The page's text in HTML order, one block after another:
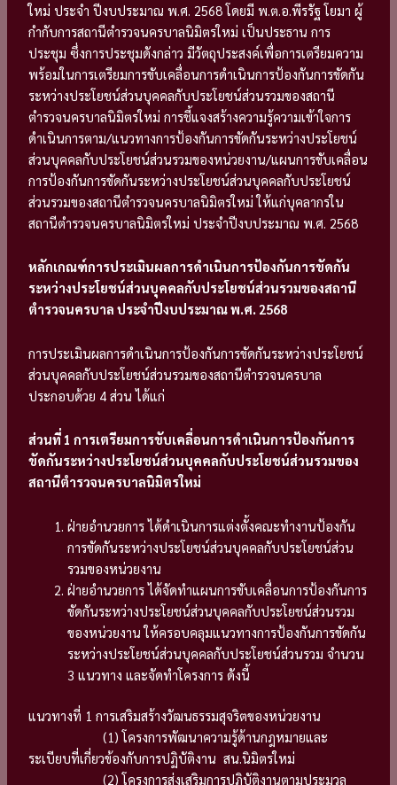
ใหม่ ประจำ ปีงบประมาณ พ.ศ. 2568 โดยมี พ.ต.อ.พีรรัฐ โยมา ผู้
กำกับการสถานีตำรวจนครบาลนิมิตรใหม่ เป็นประธาน การ
ประชุม ซึ่งการประชุมดังกล่าว มีวัตถุประสงค์เพื่อการเตรียมความ
พร้อมในการเตรียมการขับเคลื่อนการดำเนินการป้องกันการขัดกัน
ระหว่างประโยชน์ส่วนบุคคลกับประโยชน์ส่วนรวมของสถานี
ตำรวจนครบาลนิมิตรใหม่ การชี้แจงสร้างความรู้ความเข้าใจการ
ดำเนินการตาม/แนวทางการป้องกันการขัดกันระหว่างประโยชน์
ส่วนบุคคลกับประโยชน์ส่วนรวมของหน่วยงาน/แผนการขับเคลื่อน
การป้องกันการขัดกันระหว่างประโยชน์ส่วนบุคคลกับประโยชน์
ส่วนรวมของสถานีตำรวจนครบาลนิมิตรใหม่ ให้แก่บุคลากรใน
สถานีตำรวจนครบาลนิมิตรใหม่ ประจำปีงบประมาณ พ.ศ. 2568
หลักเกณฑ์การประเมินผลการดำเนินการป้องกันการขัดกัน
ระหว่างประโยชน์ส่วนบุคคลกับประโยชน์ส่วนรวมของสถานี
ตำรวจนครบาล ประจำปีงบประมาณ พ.ศ. 2568
การประเมินผลการดำเนินการป้องกันการขัดกันระหว่างประโยชน์
ส่วนบุคคลกับประโยชน์ส่วนรวมของสถานีตำรวจนครบาล
ประกอบด้วย 4 ส่วน ได้แก่
ส่วนที่ 1 การเตรียมการขับเคลื่อนการดำเนินการป้องกันการ
ขัดกันระหว่างประโยชน์ส่วนบุคคลกับประโยชน์ส่วนรวมของ
สถานีตำรวจนครบาลนิมิตรใหม่
ฝ่ายอำนวยการ ได้ดำเนินการแต่งตั้งคณะทำงานป้องกัน
การขัดกันระหว่างประโยชน์ส่วนบุคคลกับประโยชน์ส่วน
รวมของหน่วยงาน
ฝ่ายอำนวยการ ได้จัดทำแผนการขับเคลื่อนการป้องกันการ
ขัดกันระหว่างประโยชน์ส่วนบุคคลกับประโยชน์ส่วนรวม
ของหน่วยงาน ให้ครอบคลุมแนวทางการป้องกันการขัดกัน
ระหว่างประโยชน์ส่วนบุคคลกับประโยชน์ส่วนรวม จำนวน
3 แนวทาง และจัดทำโครงการ ดังนี้
แนวทางที่ 1 การเสริมสร้างวัฒนธรรมสุจริตของหน่วยงาน
(1) โครงการพัฒนาความรู้ด้านกฎหมายและ
ระเบียบที่เกี่ยวข้องกับการปฏิบัติงาน สน.นิมิตรใหม่
(2) โครงการส่งเสริมการปฏิบัติงานตามประมวล